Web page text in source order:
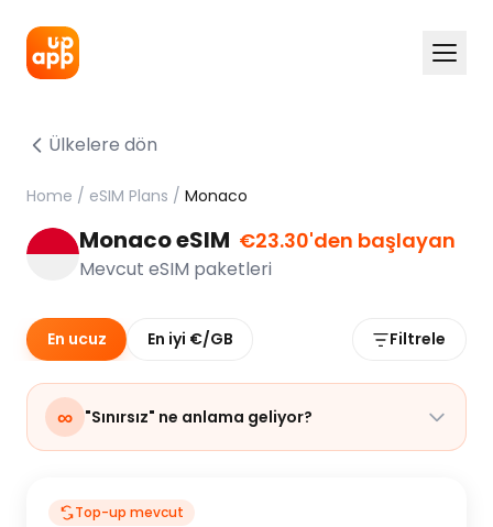
Ülkelere dön
Home / eSIM Plans / Monaco
Monaco eSIM €23.30'den başlayan
Mevcut eSIM paketleri
En ucuz En iyi €/GB Filtrele
∞ "Sınırsız" ne anlama geliyor?
Top-up mevcut